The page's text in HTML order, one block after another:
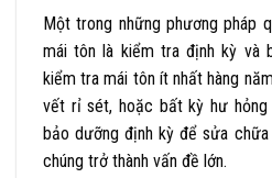
Một trong những phương pháp
mái tôn là kiểm tra định kỳ và
kiểm tra mái tôn ít nhất hàng
vết rỉ sét, hoặc bất kỳ hư hỏng
bảo dưỡng định kỳ để sửa
chúng trở thành vấn đề lớn.